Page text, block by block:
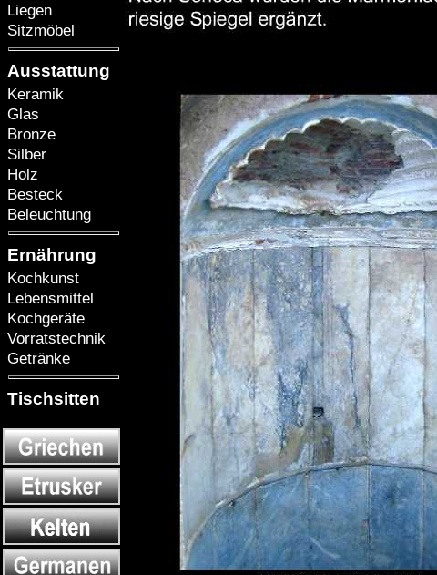
Liegen
Sitzmöbel
Ausstattung
Keramik
Glas
Bronze
Silber
Holz
Besteck
Beleuchtung
Ernährung
Kochkunst
Lebensmittel
Kochgeräte
Vorratstechnik
Getränke
Tischsitten